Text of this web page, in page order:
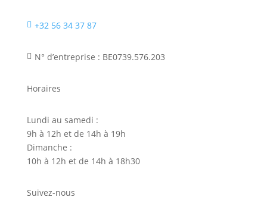
 +32 56 34 37 87
 N° d’entreprise : BE0739.576.203
Horaires
Lundi au samedi :
9h à 12h et de 14h à 19h
Dimanche :
10h à 12h et de 14h à 18h30
Suivez-nous